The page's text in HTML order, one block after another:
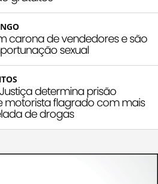
carona de vendedores e são
sexual
determina prisão
motorista flagrado com mais
de drogas